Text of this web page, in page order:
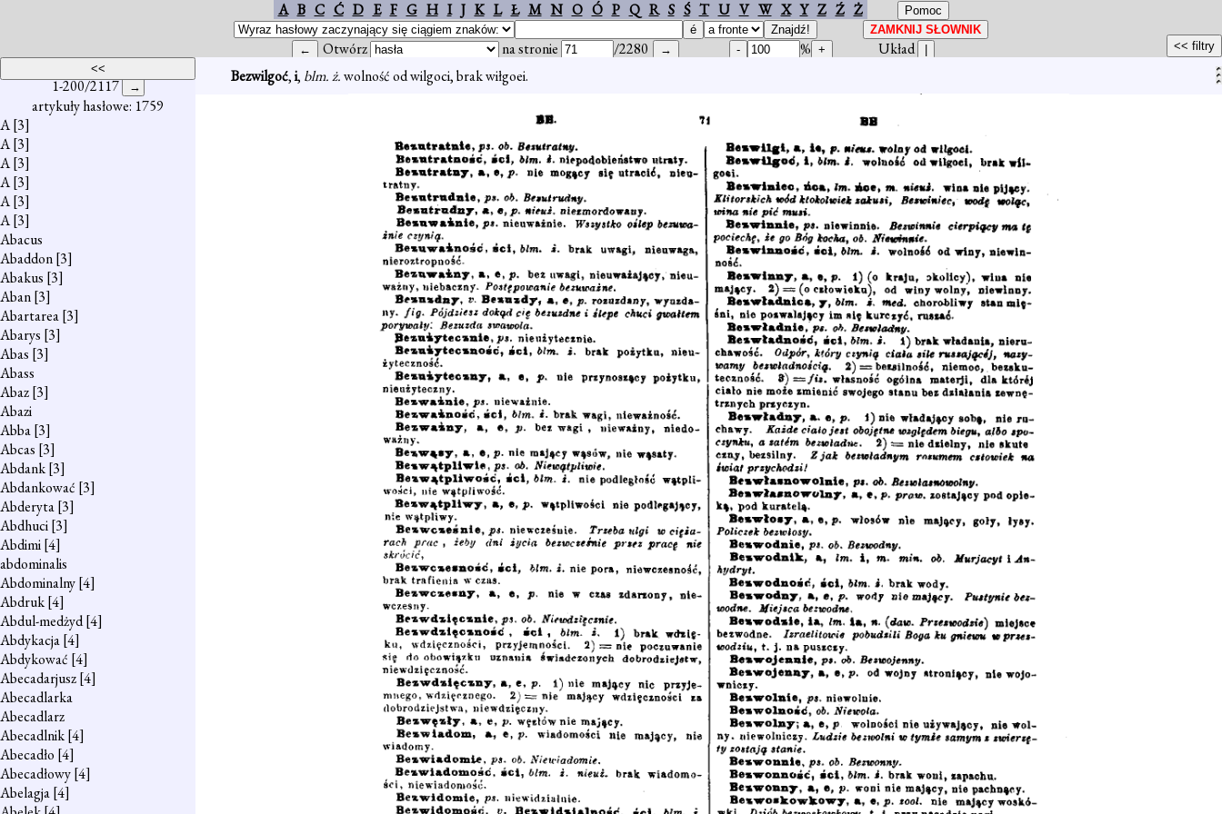
A B C Ć D E F G H I J K L Ł M N O Ó P Q R S Ś T U V W X Y Z Ź Ż
Otwórz na stronie /2280 %
Układ
1-200/2117
artykuły hasłowe: 1759
A[3]
A[3]
A[3]
A[3]
A[3]
A[3]
Abacus
Abaddon[3]
Abakus [3]
Aban[3]
Abartarea[3]
Abarys [3]
Abas [3]
Abass
Abaz[3]
Abazi
Abba[3]
Abcas [3]
Abdank[3]
Abdankować [3]
Abderyta[3]
Abdhuci[3]
Abdimi[4]
abdominalis
Abdominalny[4]
Abdruk[4]
Abdul-medżyd[4]
Abdykacja[4]
Abdykować [4]
Abecadarjusz[4]
Abecadlarka
Abecadlarz
Abecadlnik[4]
Abecadło [4]
Abecadłowy[4]
Abelagja[4]
Bezwilgoć,i, blm. ż.wolność od wilgoci, brak wiłgoei.